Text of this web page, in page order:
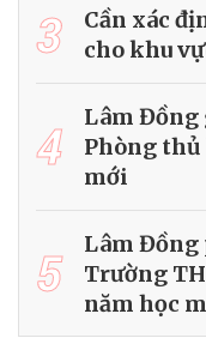
3
Cần xác
cho khu
4
Lâm Đồng
Phòng
mới
5
Lâm Đồng
Trường
năm học